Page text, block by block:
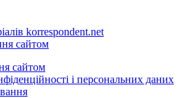
korrespondent.net
сайтом
сайтом
і персональних даних